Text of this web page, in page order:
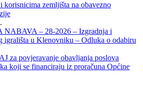
korisnicima zemljišta na obavezno
NABAVA – 28-2026 – Izgradnja i
igrališta u Klenovniku – Odluka o odabiru
za povjeravanje obavljanja poslova
koji se financiraju iz proračuna Općine